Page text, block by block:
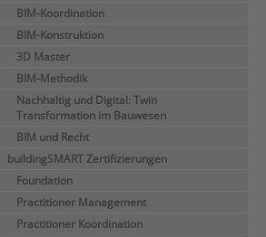
BIM-Koordination
BIM-Konstruktion
3D Master
BIM-Methodik
Nachhaltig und Digital: Twin
Transformation im Bauwesen
BIM und Recht
buildingSMART Zertifizierungen
Foundation
Practitioner Management
Practitioner Koordination